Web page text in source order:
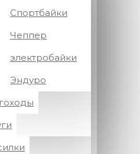
Спортбайки
Чеппер
электробайки
Эндуро